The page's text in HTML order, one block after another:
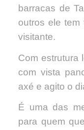
barracas de
outros ele tem
visitante.
Com estrutura
com vista
axé e agito o
É uma das
para quem